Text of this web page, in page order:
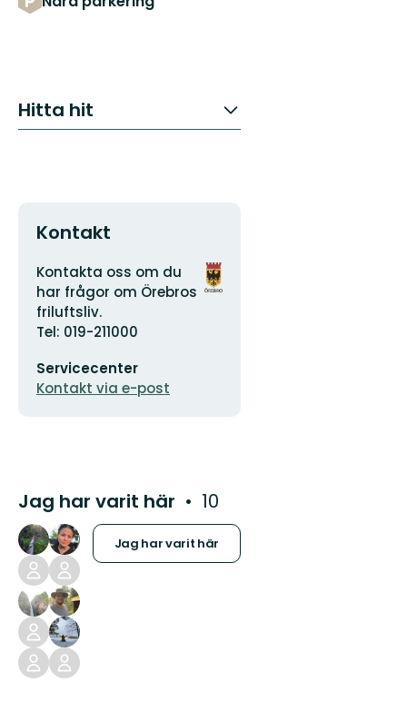
Hitta hit
Kontakt
Adress
Kontakta oss om du
har frågor om Örebros
friluftsliv.
Tel: 019-211000
postadress
Servicecenter
Kontakt via e-post
Organisationens
logotyp
Jag har varit här 10
Jag har varit här